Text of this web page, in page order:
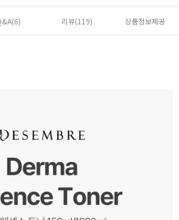
리뷰(119) 상품정보제공